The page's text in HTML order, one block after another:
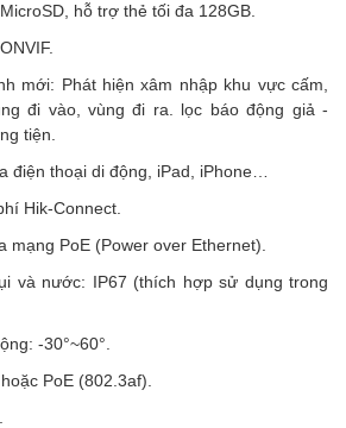
hỗ trợ thẻ tối đa 128GB.
mới: Phát hiện xâm nhập khu vực cấm,
đi vào, vùng đi ra. lọc báo động giả -
tiện.
điện thoại di động, iPad, iPhone…
Hik-Connect.
mạng PoE (Power over Ethernet).
và nước: IP67 (thích hợp sử dụng trong
-30°~60°.
hoặc PoE (802.3af).